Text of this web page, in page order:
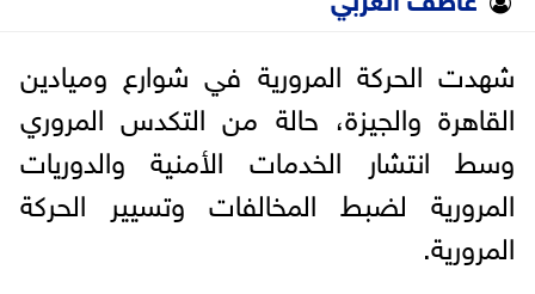
شهدت الحركة المرورية في شوارع وميادين
القاهرة والجيزة، حالة من التكدس المروري
وسط انتشار الخدمات الأمنية والدوريات
المرورية لضبط المخالفات وتسيير الحركة
المرورية.